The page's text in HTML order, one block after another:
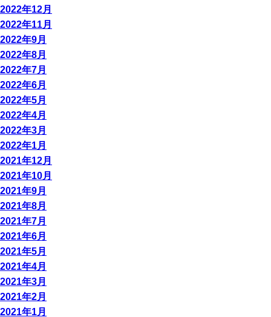
2022年12月
2022年11月
2022年9月
2022年8月
2022年7月
2022年6月
2022年5月
2022年4月
2022年3月
2022年1月
2021年12月
2021年10月
2021年9月
2021年8月
2021年7月
2021年6月
2021年5月
2021年4月
2021年3月
2021年2月
2021年1月